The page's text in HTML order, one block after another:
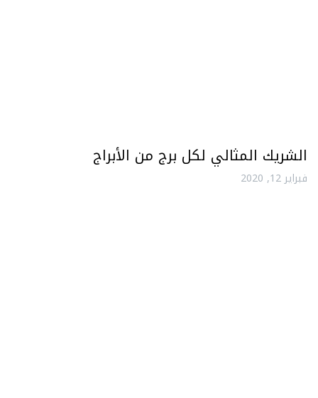
الشريك المثالي لكل برج من الأبراج
فبراير 12, 2020